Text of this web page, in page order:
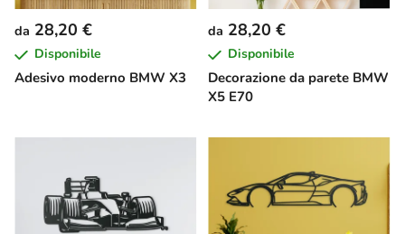
Adesivo moderno BMW X3
da 28,20 €
Disponibile
Decorazione da parete BMW
X5 E70
da 28,20 €
Disponibile